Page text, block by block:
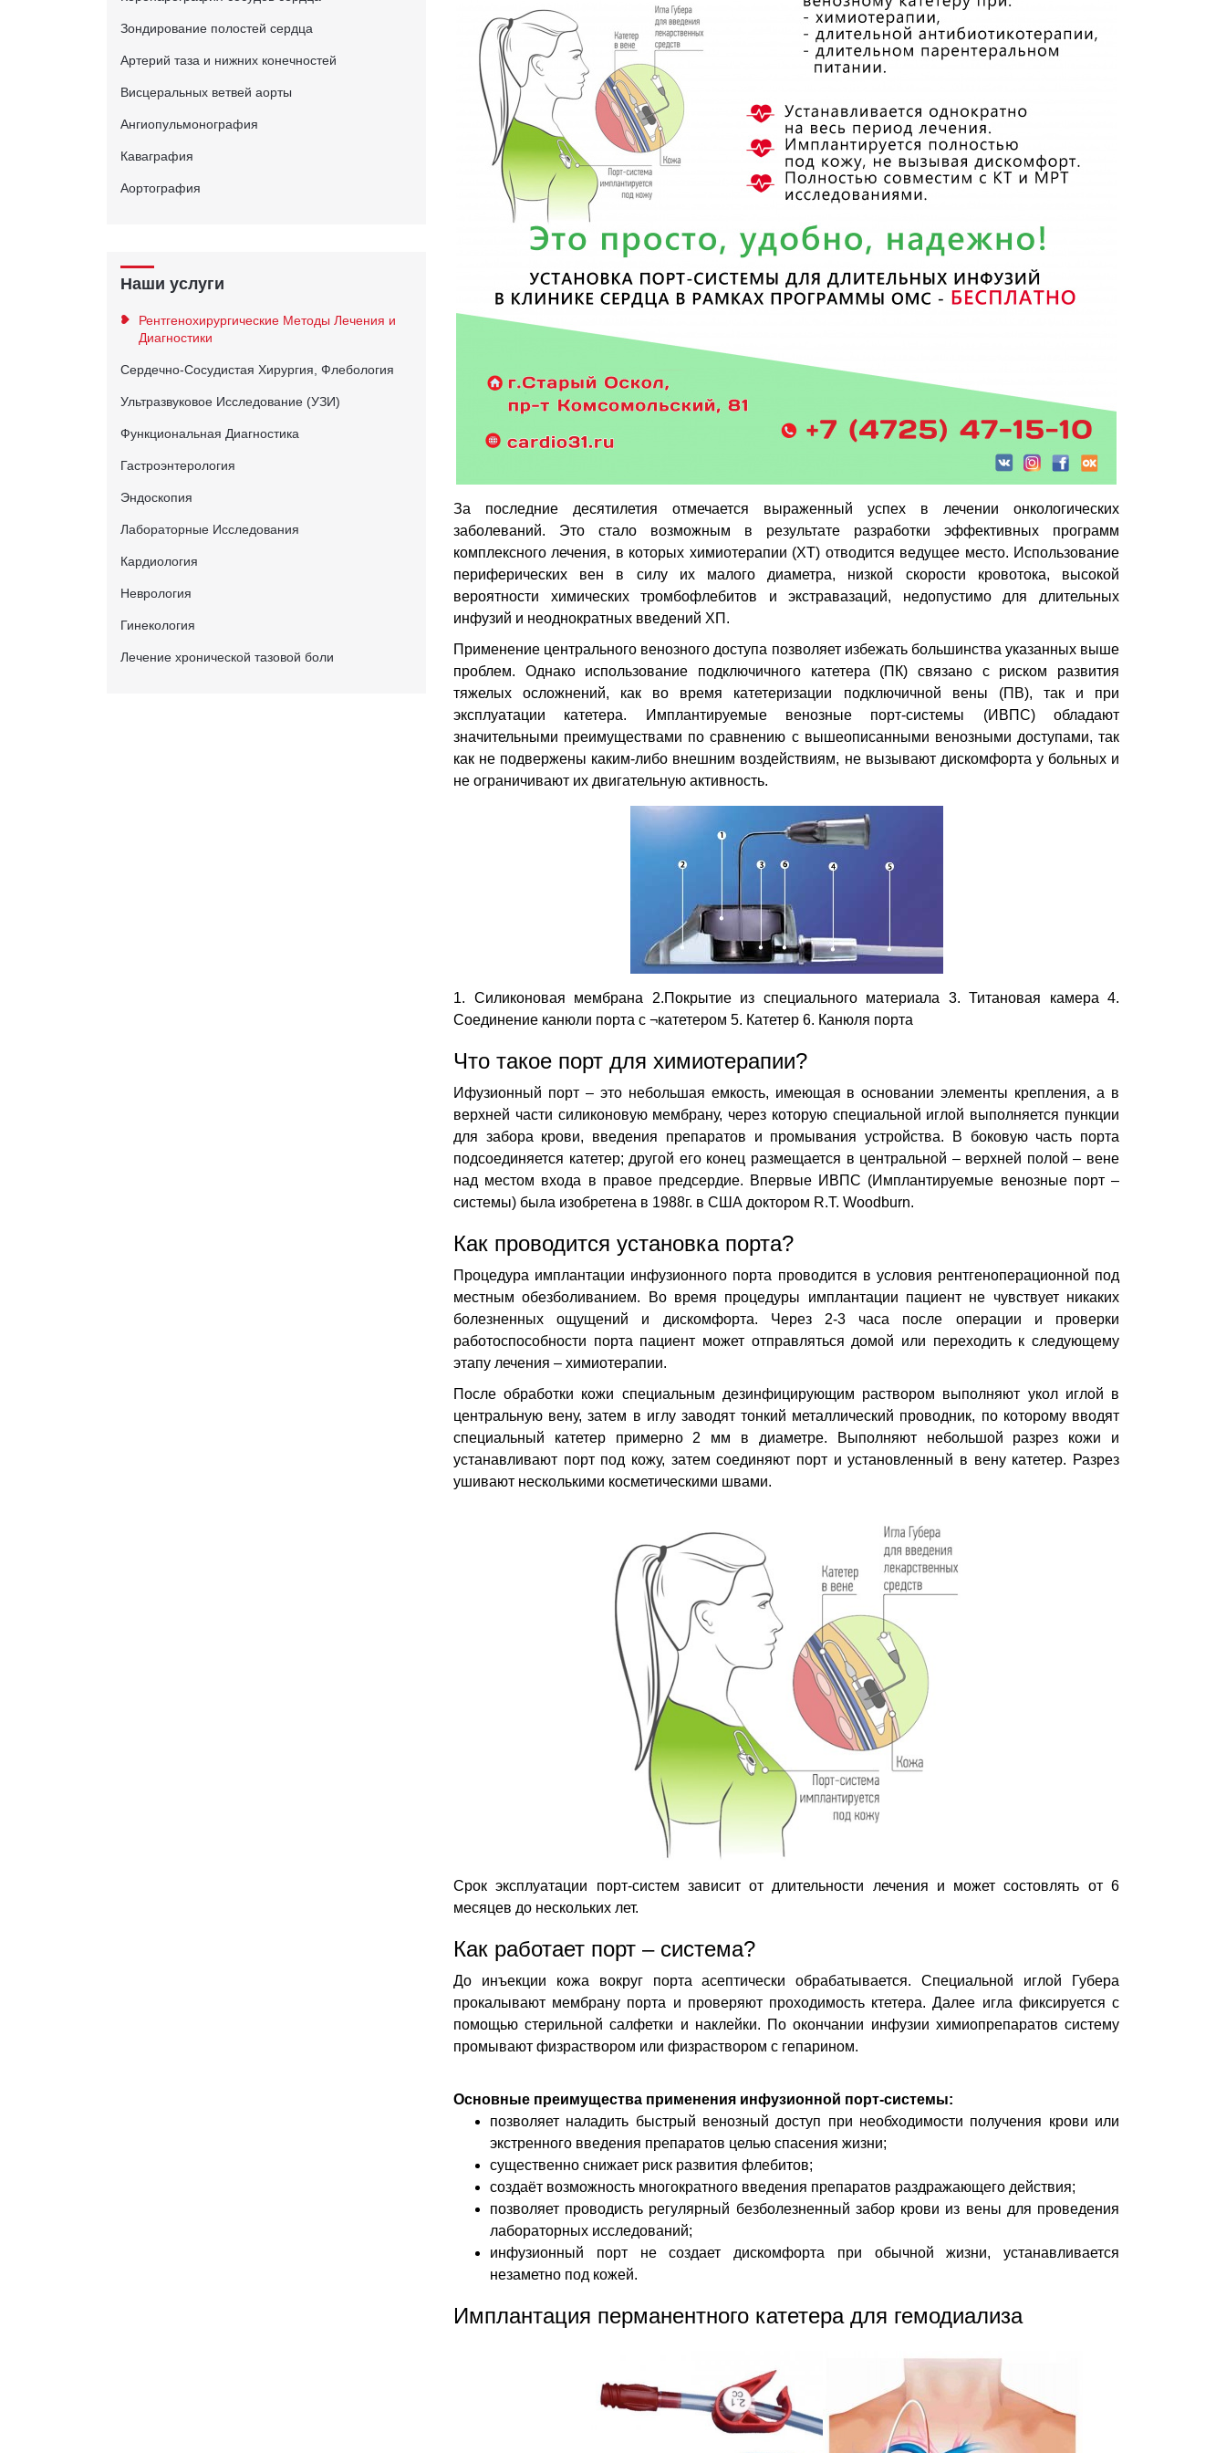
За последние десятилетия отмечается выраженный успех в лечении онкологических
заболеваний. Это стало возможным в результате разработки эффективных программ
комплексного лечения, в которых химиотерапии (ХТ) отводится ведущее место. Использование
периферических вен в силу их малого диаметра, низкой скорости кровотока, высокой
вероятности химических тромбофлебитов и экстравазаций, недопустимо для длительных
инфузий и неоднократных введений ХП.
Применение центрального венозного доступа позволяет избежать большинства указанных выше
проблем. Однако использование подключичного катетера (ПК) связано с риском развития
тяжелых осложнений, как во время катетеризации подключичной вены (ПВ), так и при
эксплуатации катетера. Имплантируемые венозные порт-системы (ИВПС) обладают
значительными преимуществами по сравнению с вышеописанными венозными доступами, так
как не подвержены каким-либо внешним воздействиям, не вызывают дискомфорта у больных и
не ограничивают их двигательную активность.
1. Силиконовая мембрана 2.Покрытие из специального материала 3. Титановая камера 4.
Соединение канюли порта с ¬катетером 5. Катетер 6. Канюля порта
Что такое порт для химиотерапии?
Ифузионный порт – это небольшая емкость, имеющая в основании элементы крепления, а в
верхней части силиконовую мембрану, через которую специальной иглой выполняется пункции
для забора крови, введения препаратов и промывания устройства. В боковую часть порта
подсоединяется катетер; другой его конец размещается в центральной – верхней полой – вене
над местом входа в правое предсердие. Впервые ИВПС (Имплантируемые венозные порт –
системы) была изобретена в 1988г. в США доктором R.T. Woodburn.
Как проводится установка порта?
Процедура имплантации инфузионного порта проводится в условия рентгеноперационной под
местным обезболиванием. Во время процедуры имплантации пациент не чувствует никаких
болезненных ощущений и дискомфорта. Через 2-3 часа после операции и проверки
работоспособности порта пациент может отправляться домой или переходить к следующему
этапу лечения – химиотерапии.
После обработки кожи специальным дезинфицирующим раствором выполняют укол иглой в
центральную вену, затем в иглу заводят тонкий металлический проводник, по которому вводят
специальный катетер примерно 2 мм в диаметре. Выполняют небольшой разрез кожи и
устанавливают порт под кожу, затем соединяют порт и установленный в вену катетер. Разрез
ушивают несколькими косметическими швами.
Срок эксплуатации порт-систем зависит от длительности лечения и может состовлять от 6
месяцев до нескольких лет.
Как работает порт – система?
До инъекции кожа вокруг порта асептически обрабатывается. Специальной иглой Губера
прокалывают мембрану порта и проверяют проходимость ктетера. Далее игла фиксируется с
помощью стерильной салфетки и наклейки. По окончании инфузии химиопрепаратов систему
промывают физраствором или физраствором с гепарином.
Основные преимущества применения инфузионной порт-системы:
позволяет наладить быстрый венозный доступ при необходимости получения крови или
экстренного введения препаратов целью спасения жизни;
существенно снижает риск развития флебитов;
создаёт возможность многократного введения препаратов раздражающего действия;
позволяет проводисть регулярный безболезненный забор крови из вены для проведения
лабораторных исследований;
инфузионный порт не создает дискомфорта при обычной жизни, устанавливается
незаметно под кожей.
Имплантация перманентного катетера для гемодиализа
Зондирование полостей сердца
Артерий таза и нижних конечностей
Висцеральных ветвей аорты
Ангиопульмонография
Каваграфия
Аортография
Наши услуги
Рентгенохирургические Методы Лечения и
Диагностики
Сердечно-Сосудистая Хирургия, Флебология
Ультразвуковое Исследование (УЗИ)
Функциональная Диагностика
Гастроэнтерология
Эндоскопия
Лабораторные Исследования
Кардиология
Неврология
Гинекология
Лечение хронической тазовой боли